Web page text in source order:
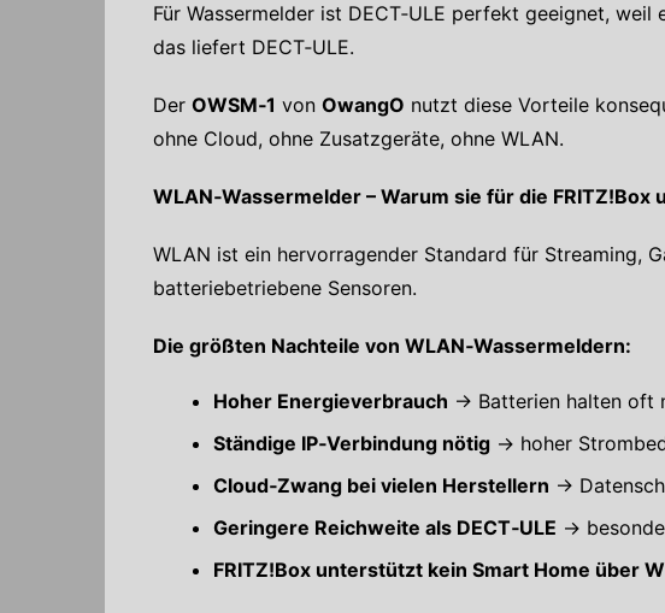
Für Wassermelder ist DECT‑ULE perfekt geeignet, weil
das liefert DECT‑ULE.
Der OWSM‑1 von OwangO nutzt diese Vorteile
ohne Cloud, ohne Zusatzgeräte, ohne WLAN.
WLAN‑Wassermelder – Warum sie für die FRITZ!Box
WLAN ist ein hervorragender Standard für Streaming,
batteriebetriebene Sensoren.
Die größten Nachteile von WLAN‑Wassermeldern:
Hoher Energieverbrauch → Batterien halten oft
Ständige IP‑Verbindung nötig → hoher
Cloud‑Zwang bei vielen Herstellern →
Geringere Reichweite als DECT‑ULE →
FRITZ!Box unterstützt kein Smart Home über